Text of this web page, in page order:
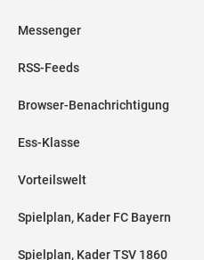
Messenger
RSS-Feeds
Browser-Benachrichtigung
Ess-Klasse
Vorteilswelt
Spielplan, Kader FC Bayern
Spielplan, Kader TSV 1860